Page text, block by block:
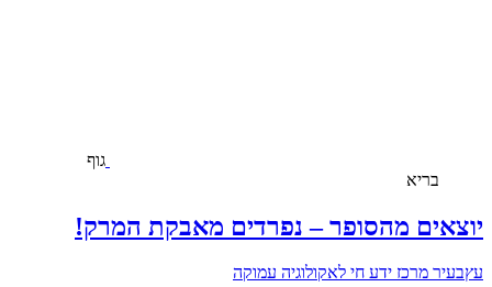
גוף
בריא
יוצאים מהסופר – נפרדים מאבקת המרק!
עץבעיר מרכז ידע חי לאקולוגיה עמוקה